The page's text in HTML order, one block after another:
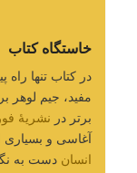
خاستگاه کتاب
در کتاب تنها
مفید، جیم لوهر
برتر در نشریۀ
آغاسی و بسیاری
انسان دست به